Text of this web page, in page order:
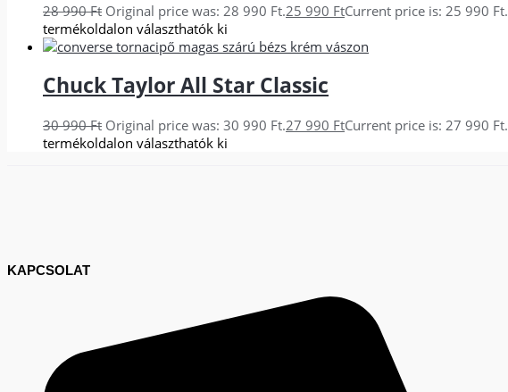
28 990Ft Original price was: 28 990 Ft.25 990 FtCurrent price is: 25 990 Ft.
termékoldalon választhatók ki
Chuck Taylor All Star Classic
30 990Ft Original price was: 30 990 Ft.27 990 FtCurrent price is: 27 990 Ft.
termékoldalon választhatók ki
KAPCSOLAT